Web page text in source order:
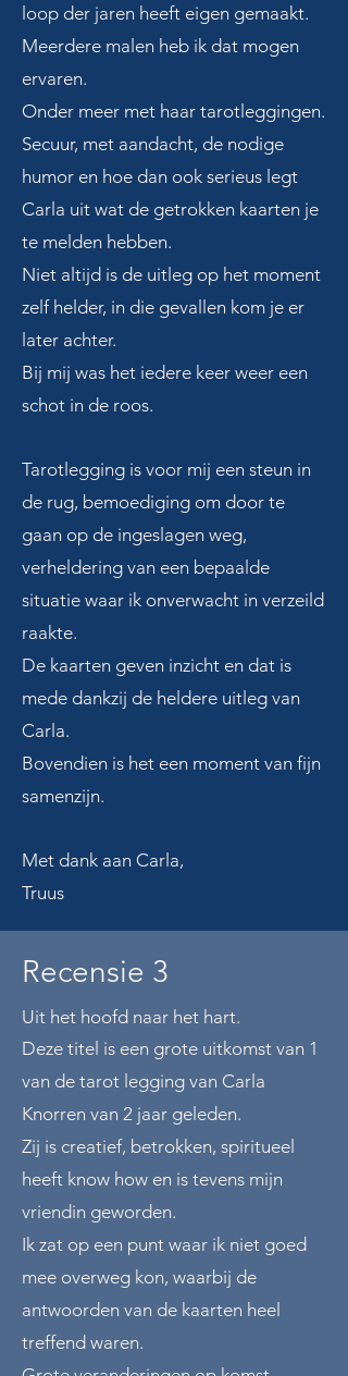
loop der jaren heeft eigen gemaakt.
Meerdere malen heb ik dat mogen
ervaren.
Onder meer met haar tarotleggingen.
Secuur, met aandacht, de nodige
humor en hoe dan ook serieus legt
Carla uit wat de getrokken kaarten je
te melden hebben.
Niet altijd is de uitleg op het moment
zelf helder, in die gevallen kom je er
later achter.
Bij mij was het iedere keer weer een
schot in de roos.
Tarotlegging is voor mij een steun in
de rug, bemoediging om door te
gaan op de ingeslagen weg,
verheldering van een bepaalde
situatie waar ik onverwacht in verzeild
raakte.
De kaarten geven inzicht en dat is
mede dankzij de heldere uitleg van
Carla.
Bovendien is het een moment van fijn
samenzijn.
Met dank aan Carla,
Truus
Recensie 3
Uit het hoofd naar het hart.
Deze titel is een grote uitkomst van 1
van de tarot legging van Carla
Knorren van 2 jaar geleden.
Zij is creatief, betrokken, spiritueel
heeft know how en is tevens mijn
vriendin geworden.
Ik zat op een punt waar ik niet goed
mee overweg kon, waarbij de
antwoorden van de kaarten heel
treffend waren.